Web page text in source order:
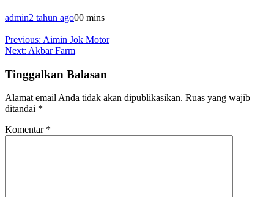
admin2 tahun ago00 mins
Navigasi
pos
Previous: Aimin Jok Motor
Next: Akbar Farm
Tinggalkan Balasan
Alamat email Anda tidak akan dipublikasikan. Ruas yang wajib
ditandai *
Komentar *